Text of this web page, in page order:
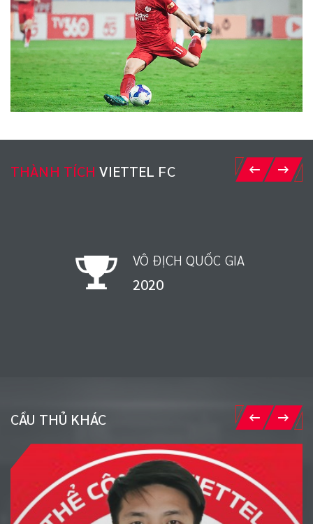
THÀNH TÍCHVIETTEL FC
VÔ ĐỊCH QUỐC GIA
1998
CẦU THỦ KHÁC